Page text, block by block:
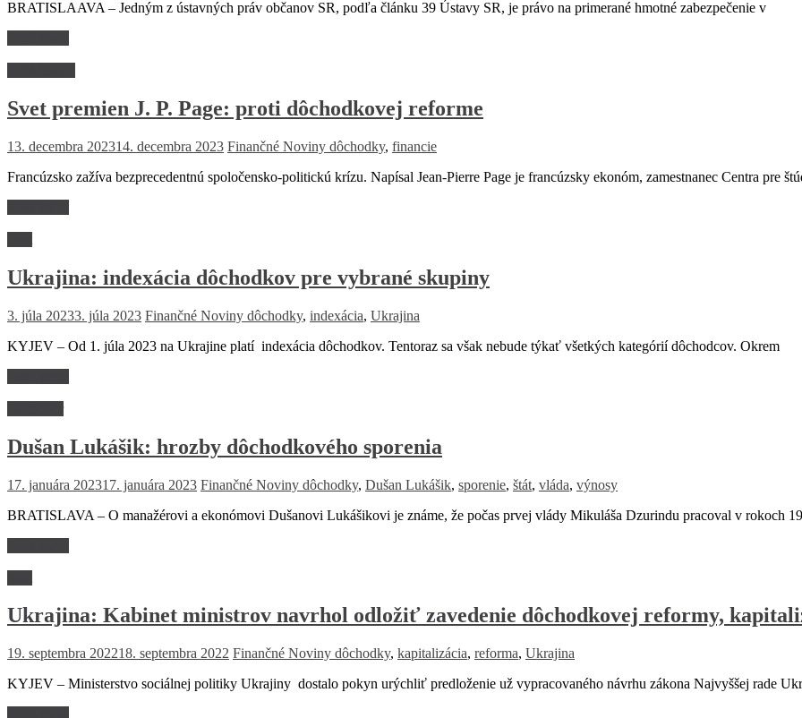
BRATISLAAVA – Jedným z ústavných práv občanov SR, podľa článku 39 Ústavy SR, je právo na primerané hmotné zabezpečenie v
Svet premien J. P. Page: proti dôchodkovej reforme
13. decembra 202314. decembra 2023 Finančné Noviny dôchodky, financie
Francúzsko zažíva bezprecedentnú spoločensko-politickú krízu. Napísal Jean-Pierre Page je francúzsky ekonóm, zamestnanec Centra pre
Ukrajina: indexácia dôchodkov pre vybrané skupiny
3. júla 20233. júla 2023 Finančné Noviny dôchodky, indexácia, Ukrajina
KYJEV – Od 1. júla 2023 na Ukrajine platí indexácia dôchodkov. Tentoraz sa však nebude týkať všetkých kategórií dôchodcov. Okrem
Dušan Lukášik: hrozby dôchodkového sporenia
17. januára 202317. januára 2023 Finančné Noviny dôchodky, Dušan Lukášik, sporenie, štát, vláda, výnosy
BRATISLAVA – O manažérovi a ekonómovi Dušanovi Lukášikovi je známe, že počas prvej vlády Mikuláša Dzurindu pracoval v rokoch
Ukrajina: Kabinet ministrov navrhol odložiť zavedenie dôchodkovej reformy,
19. septembra 202218. septembra 2022 Finančné Noviny dôchodky, kapitalizácia, reforma, Ukrajina
KYJEV – Ministerstvo sociálnej politiky Ukrajiny dostalo pokyn urýchliť predloženie už vypracovaného návrhu zákona Najvyššej rade